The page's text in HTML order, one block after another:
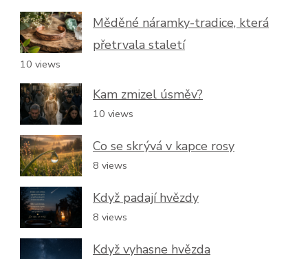
Měděné náramky-tradice, která
přetrvala staletí
10 views
Kam zmizel úsměv?
10 views
Co se skrývá v kapce rosy
8 views
Když padají hvězdy
8 views
Když vyhasne hvězda